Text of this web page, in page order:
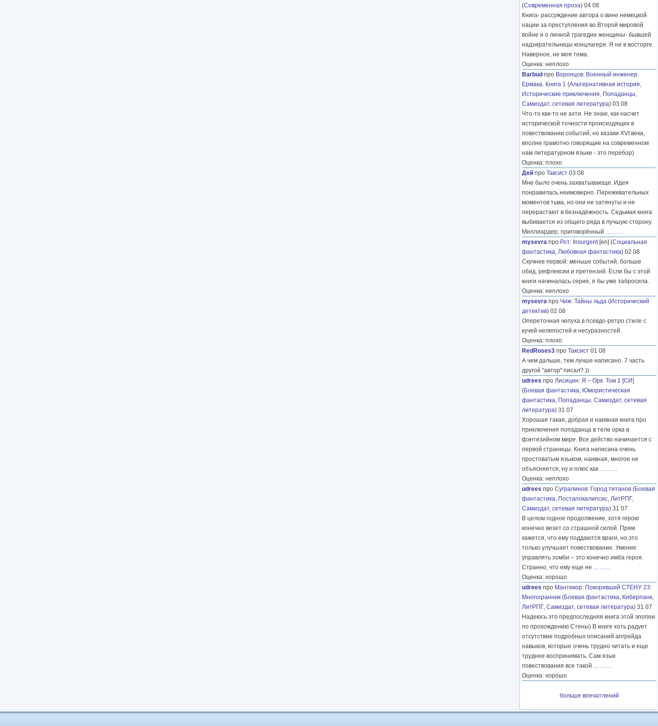
(Современная проза) 04 08
Книга- рассуждение автора о вине немецкой
нации за преступления во Второй мировой
войне и о личной трагедии женщины- бывшей
надзирательницы концлагеря. Я не в восторге.
Наверное, не моя тема.
Оценка: неплохо
Barbud про Воронцов: Военный инженер
Ермака. Книга 1 (Альтернативная история,
Исторические приключения, Попаданцы,
Самиздат, сетевая литература) 03 08
Что-то как-то не ахти. Не знаю, как насчет
исторической точности происходящих в
повествовании событий, но казаки XVI века,
вполне грамотно говорящие на современном
нам литературном языке - это перебор)
Оценка: плохо
Дей про Таксист 03 08
Мне было очень захватывающе. Идея
понравилась неимоверно. Переживательных
моментов тьма, но они не затянуты и не
перерастают в безнадёжность. Седьмая книга
выбивается из общего ряда в лучшую сторону.
Миллиардер, приговорённый ………
mysevra про Рот: Insurgent[en] (Социальная
фантастика, Любовная фантастика) 02 08
Скучнее первой: меньше событий, больше
обид, рефлексии и претензий. Если бы с этой
книги начиналась серия, я бы уже забросила.
Оценка: неплохо
mysevra про Чиж: Тайны льда (Исторический
детектив) 02 08
Опереточная чепуха в псевдо-ретро стиле с
кучей нелепостей и несуразностей.
Оценка: плохо
RedRoses3 про Таксист 01 08
А чем дальше, тем лучше написано. 7 часть
другой "автор" писал? ))
udrees про Лисицин: Я – Орк. Том 1 [СИ]
(Боевая фантастика, Юмористическая
фантастика, Попаданцы, Самиздат, сетевая
литература) 31 07
Хорошая такая, добрая и наивная книга про
приключения попаданца в теле орка в
фэнтезийном мире. Все действо начинается с
первой страницы. Книга написана очень
простоватым языком, наивная, многое не
объясняется, ну и плюс как ………
Оценка: неплохо
udrees про Сугралинов: Город титанов (Боевая
фантастика, Постапокалипсис, ЛитРПГ,
Самиздат, сетевая литература) 31 07
В целом годное продолжение, хотя герою
конечно везет со страшной силой. Прям
кажется, что ему поддаются враги, но это
только улучшает повествование. Умение
управлять зомби – это конечно имба героя.
Странно, что ему еще не ………
Оценка: хорошо
udrees про Мантикор: Покоривший СТЕНУ 23:
Многогранник (Боевая фантастика, Киберпанк,
ЛитРПГ, Самиздат, сетевая литература) 31 07
Надеюсь это предпоследняя книга этой эпопеи
по прохождению Стены) В книге хоть радует
отсутствие подробных описаний апгрейда
навыков, которые очень трудно читать и еще
труднее воспринимать. Сам язык
повествования все такой ………
Оценка: хорошо
больше впечатлений